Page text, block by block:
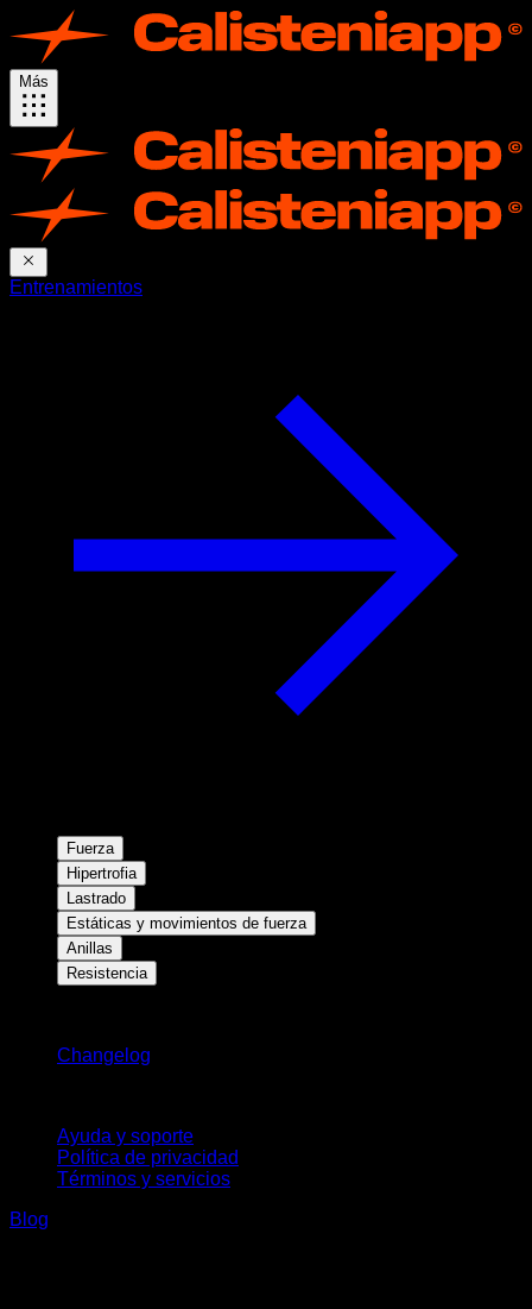
Más
Entrenamientos
Fuerza
Hipertrofia
Lastrado
Estáticas y movimientos de fuerza
Anillas
Resistencia
Changelog
Ayuda y soporte
Política de privacidad
Términos y servicios
Blog